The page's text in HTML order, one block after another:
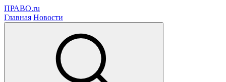
ПРАВО.ru
Главная Новости